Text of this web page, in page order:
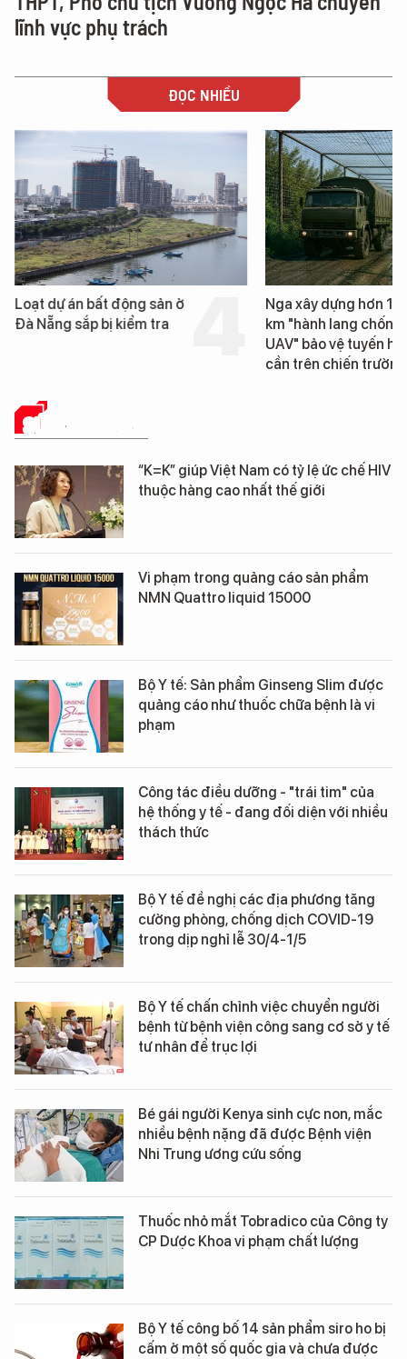
lĩnh vực phụ trách
ĐỌC NHIỀU
Loạt dự án bất động sản ở
Đà Nẵng sắp bị kiểm tra
Nga xây dựng hơn
km "hành lang chống
UAV" bảo vệ tuyến
cần trên chiến trường
SỨC KHỎE 24H
“K=K” giúp Việt Nam có tỷ lệ ức chế HIV
thuộc hàng cao nhất thế giới
Vi phạm trong quảng cáo sản phẩm
NMN Quattro liquid 15000
Bộ Y tế: Sản phẩm Ginseng Slim được
quảng cáo như thuốc chữa bệnh là vi
phạm
Công tác điều dưỡng - "trái tim" của
hệ thống y tế - đang đối diện với nhiều
thách thức
Bộ Y tế đề nghị các địa phương tăng
cường phòng, chống dịch COVID-19
trong dịp nghỉ lễ 30/4-1/5
Bộ Y tế chấn chỉnh việc chuyển người
bệnh từ bệnh viện công sang cơ sở y tế
tư nhân để trục lợi
Bé gái người Kenya sinh cực non, mắc
nhiều bệnh nặng đã được Bệnh viện
Nhi Trung ương cứu sống
Thuốc nhỏ mắt Tobradico của Công ty
CP Dược Khoa vi phạm chất lượng
Bộ Y tế công bố 14 sản phẩm siro ho bị
cấm ở một số quốc gia và chưa được